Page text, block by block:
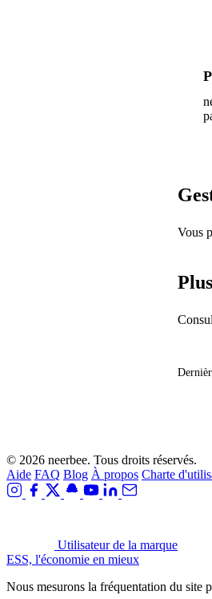
Vous
© 2026 neerbee. Tous droits réservés.
Aide FAQ Blog À propos Charte
Utilisateur de la marque
ESS, l'économie en mieux
Nous mesurons la fréquentation du site